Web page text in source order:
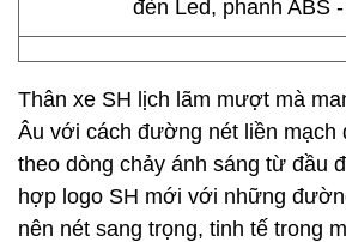
Thân xe SH lịch lãm mượt mà
Âu với cách đường nét liền mạch
theo dòng chảy ánh sáng từ đầu
hợp logo SH mới với những
nên nét sang trọng, tinh tế trong